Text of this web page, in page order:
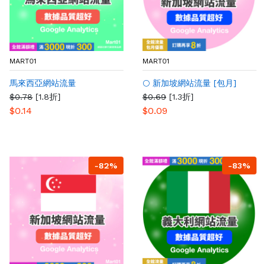
MART01
馬來西亞網站流量
$0.78 [1.8折]
$0.14
MART01
🌕 新加坡網站流量 [包月]
$0.69 [1.3折]
$0.09
-82% -83%